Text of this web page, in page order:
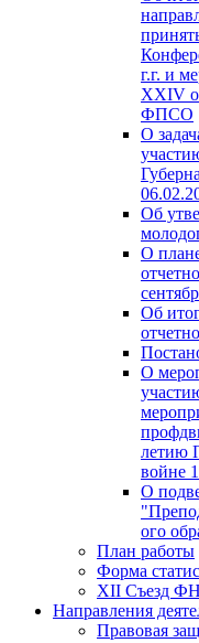
г.г. и
XXIV
ФПСО
О
Об
О
Об
О
летию
войне
О
ого
План работы
Форма
XII Съезд
Направления
Правовая